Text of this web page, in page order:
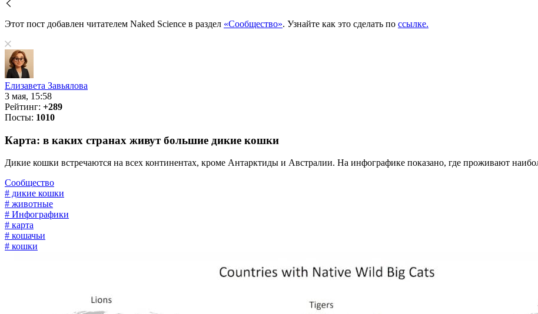
Этот пост добавлен читателем Naked Science в раздел «Сообщество». Узнайте как это сделать по ссылке.
Елизавета Завьялова
3 мая, 15:58
Рейтинг: +289
Посты: 1010
Карта: в каких странах живут большие дикие кошки
Дикие кошки встречаются на всех континентах, кроме Антарктиды и Австралии. На инфографике показано, где проживают
Сообщество
# дикие кошки
# животные
# Инфографики
# карта
# кошачьи
# кошки